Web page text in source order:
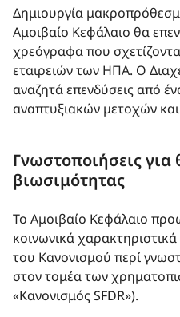
Δημιουργία
Αμοιβαίο Κεφάλαιο θα
χρεόγραφα που
εταιρειών των ΗΠΑ. Ο
αναζητά επενδύσεις από
αναπτυξιακών μετοχών
Γνωστοποιήσεις για
βιωσιμότητας
Το Αμοιβαίο Kεφάλαιo
κοινωνικά
του Κανονισμού περί
στον τομέα των
«Κανονισμός SFDR»).